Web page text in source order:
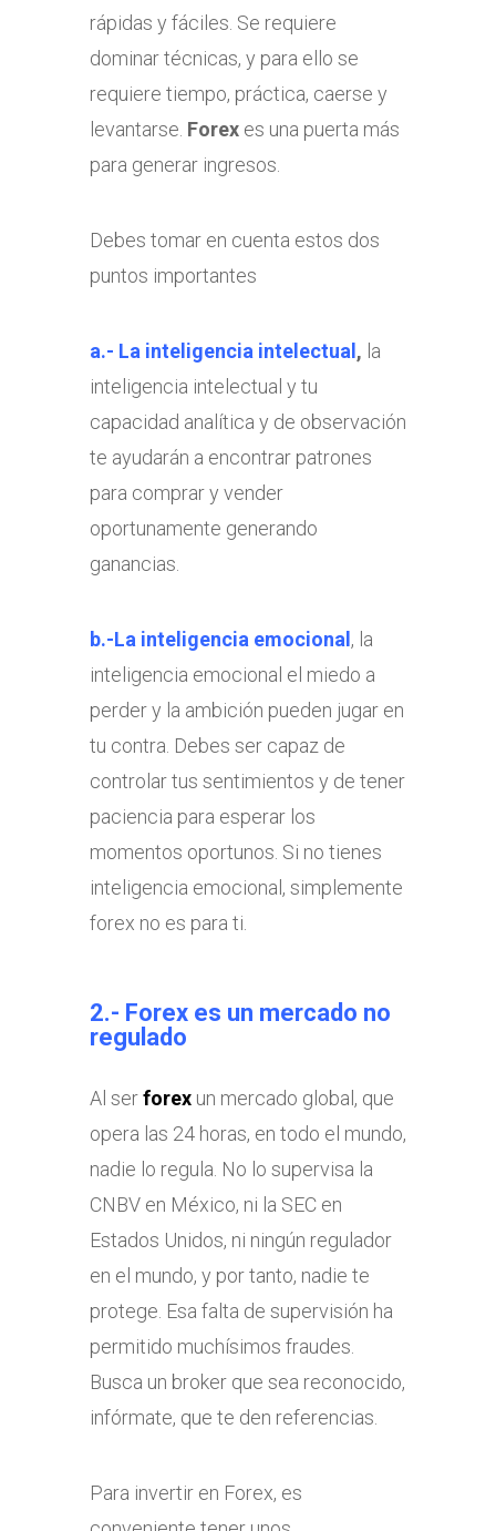
rápidas y fáciles. Se requiere
dominar técnicas, y para ello se
requiere tiempo, práctica, caerse y
levantarse. Forexes una puerta más
para generar ingresos.
Debes tomar en cuenta estos dos
puntos importantes
a.- La inteligencia intelectual , la
inteligencia intelectual y tu
capacidad analítica y de observación
te ayudarán a encontrar patrones
para comprar y vender
oportunamente generando
ganancias.
b.-La inteligencia emocional , la
inteligencia emocional el miedo a
perder y la ambición pueden jugar en
tu contra. Debes ser capaz de
controlar tus sentimientos y de tener
paciencia para esperar los
momentos oportunos. Si no tienes
inteligencia emocional, simplemente
forex no es para ti.
2.- Forex es un mercado no
regulado
Al serforex un mercado global, que
opera las 24 horas, en todo el mundo,
nadie lo regula. No lo supervisa la
CNBV en México, ni la SEC en
Estados Unidos, ni ningún regulador
en el mundo, y por tanto, nadie te
protege. Esa falta de supervisión ha
permitido muchísimos fraudes.
Busca un broker que sea reconocido,
infórmate, que te den referencias.
Para invertir en Forex, es